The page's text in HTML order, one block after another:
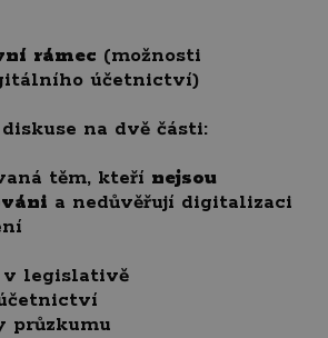
rámec (možnosti
účetnictví)
na dvě části:
těm, kteří nejsou
a nedůvěřují digitalizaci
legislativě
průzkumu